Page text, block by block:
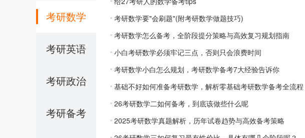
考研数学
考研英语
考研政治
考研备考
考研数学要"会刷题"(附考研数学做题技巧)
考研数学怎么备考，全阶段提分策略与高效复习规划指南
小白考研数学必须牢记三点，否则只会浪费时间
考研数学小白怎么规划，考研数学备考7大经验告诉你
基础不好如何准备考研数学，解析零基础考研数学备考全流程
26考研数学二如何备考，到底该做些什么呢
2025考研数学真题解析，历年试卷趋势与高效备考策略